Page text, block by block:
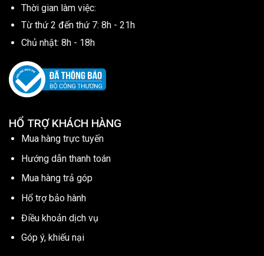
Thời gian làm việc:
Từ thứ 2 đến thứ 7: 8h - 21h
Chủ nhật: 8h - 18h
HỔ TRỢ KHÁCH HÀNG
Mua hàng trực tuyến
Hướng dẫn thanh toán
Mua hàng trả góp
Hổ trợ bảo hành
Điều khoản dịch vụ
Góp ý, khiếu nại